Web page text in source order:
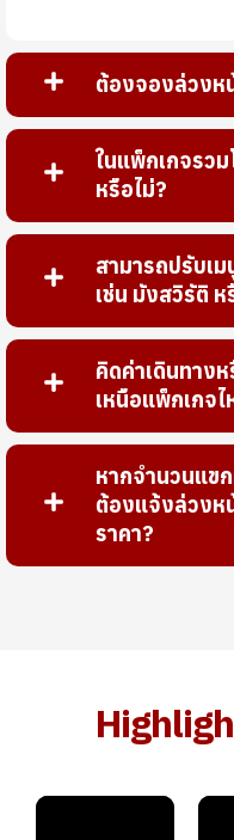
ต้องจองล่วงห
ในแพ็กเกจรว
หรือไม่?
สามารถปรับเ
เช่น มังสวิรัติ ห
คิดค่าเดินทาง
เหนือแพ็กเกจไ
หากจำนวนแข
ต้องแจ้งล่วงห
ราคา?